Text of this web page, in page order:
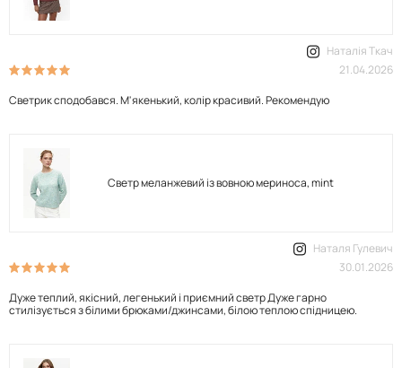
Наталія Ткач
21.04.2026
Светрик сподобався. М'якенький, колір красивий. Рекомендую
Светр меланжевий із вовною мериноса, mint
Наталя Гулевич
30.01.2026
Дуже теплий, якісний, легенький і приємний светр Дуже гарно
стилізується з білими брюками/джинсами, білою теплою спідницею.